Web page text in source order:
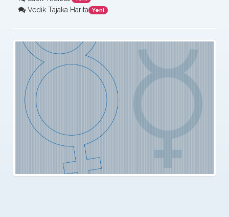
Vedik Tajaka Harita Yeni